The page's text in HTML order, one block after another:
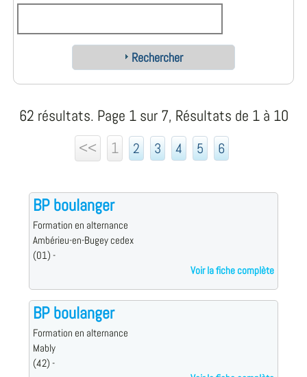
Rechercher
62 résultats. Page 1 sur 7, Résultats de 1 à 10
<<
1 2 3 4 5 6
BP boulanger
Formation en alternance
Ambérieu-en-Bugey cedex
(01) -
Voir la fiche complète
BP boulanger
Formation en alternance
Mably
(42) -